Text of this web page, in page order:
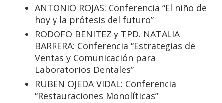
ANTONIO ROJAS: Conferencia “El niño de
hoy y la prótesis del futuro”
RODOFO BENITEZ y TPD. NATALIA
BARRERA: Conferencia “Estrategias de
Ventas y Comunicación para
Laboratorios Dentales”
RUBEN OJEDA VIDAL: Conferencia
“Restauraciones Monolíticas”